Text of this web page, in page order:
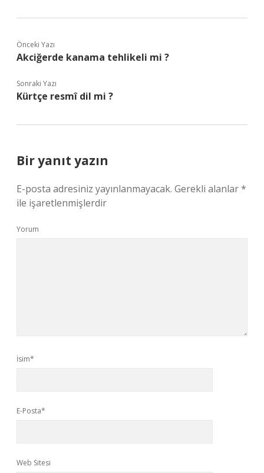
Önceki Yazı
Akciğerde kanama tehlikeli mi ?
Sonraki Yazı
Kürtçe resmî dil mi ?
Bir yanıt yazın
E-posta adresiniz yayınlanmayacak. Gerekli alanlar*
ile işaretlenmişlerdir
Yorum
İsim*
E-Posta*
Web Sitesi